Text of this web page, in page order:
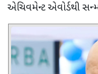
એચિવમેન્ટ એવોર્ડથી